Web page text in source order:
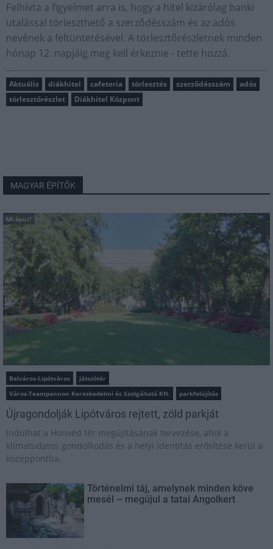
Felhívta a figyelmet arra is, hogy a hitel kizárólag banki
utalással törleszthető a szerződésszám és az adós
nevének a feltüntetésével. A törlesztőrészletnek minden
hónap 12. napjáig meg kell érkeznie - tette hozzá.
Aktuális diákhitel cafeteria törlesztés szerződésszám
adós
törlesztőrészlet
Diákhitel Központ
MAGYAR ÉPÍTŐK
Mi épül?
Belváros-Lipótváros
játszótér
Város-Teampannon Kereskedelmi és Szolgáltató Kft.
parkfelújítás
Újragondolják Lipótváros rejtett, zöld parkját
Indulhat a Honvéd tér megújításának tervezése, ahol a
klímatudatos gondolkodás és a helyi identitás erősítése kerül a
középpontba.
Történelmi táj, amelynek minden köve
mesél – megújul a tatai Angolkert